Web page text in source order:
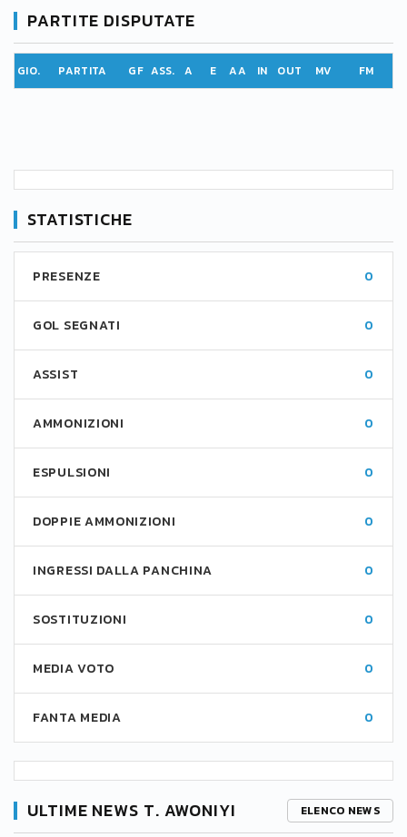
PARTITE DISPUTATE
GIO. PARTITA GF ASS. A E AA IN OUT MV FM
STATISTICHE
PRESENZE 0
GOL SEGNATI 0
ASSIST 0
AMMONIZIONI 0
ESPULSIONI 0
DOPPIE AMMONIZIONI 0
INGRESSI DALLA PANCHINA 0
SOSTITUZIONI 0
MEDIA VOTO 0
FANTA MEDIA 0
ULTIME NEWS T. AWONIYI ELENCO NEWS